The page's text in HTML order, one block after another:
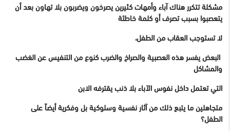
مشكلة تتكرر هناك آباء وأمهات كثيرين يصرخون ويضربون بلا تهاون بعد أن
يتعصبوا بسبب تصرف أو كلمة خاطئة
لا تستوجب العقاب من الطفل،
البعض يفسر هذه العصبية والصراخ والضرب كنوع من التنفيس عن الغضب
والمشاكل
التي تعتمل داخل نفوس الآباء بلا ذنب يقترفه الابن
متجاهلين ما يتبع ذلك من آثار نفسية وسلوكية بل وفكرية أيضاً على
الطفل؟